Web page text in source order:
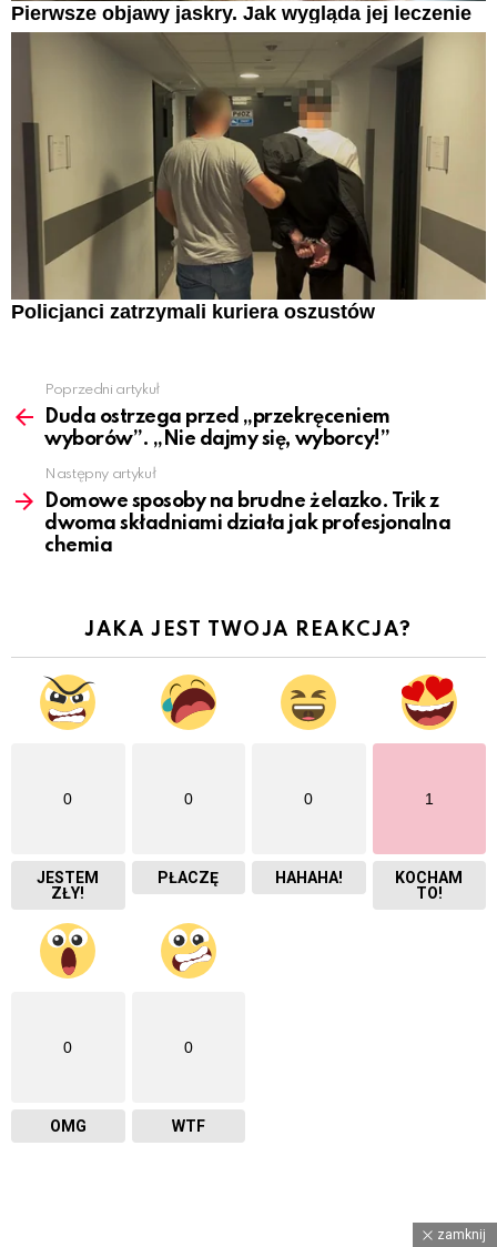
Pierwsze objawy jaskry. Jak wygląda jej leczenie
Policjanci zatrzymali kuriera oszustów
more
Poprzedni artykuł
Duda ostrzega przed „przekręceniem
wyborów”. „Nie dajmy się, wyborcy!”
Następny artykuł
Domowe sposoby na brudne żelazko. Trik z
dwoma składniami działa jak profesjonalna
chemia
JAKA JEST TWOJA REAKCJA?
0
JESTEM
ZŁY!
0
PŁACZĘ
0
HAHAHA!
1
KOCHAM
TO!
0
OMG
0
WTF
zamknij